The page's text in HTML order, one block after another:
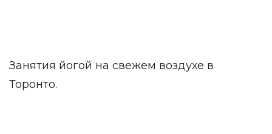
Занятия йогой на свежем воздухе в
Торонто.